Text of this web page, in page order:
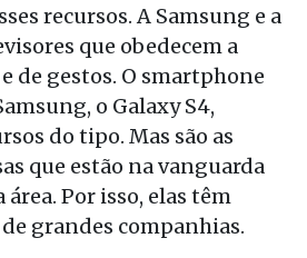
recursos. A Samsung e a
que obedecem a
de gestos. O smartphone
o Galaxy S4,
do tipo. Mas são as
que estão na vanguarda
área. Por isso, elas têm
grandes companhias.